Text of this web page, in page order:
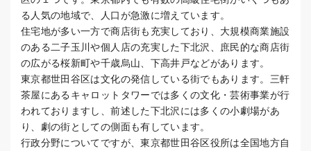
る人気の地域で、人口が急激に増えています。
住宅地が多い一方で商店街も充実しており、大規模商業施設
のある二子玉川や個人店の充実した下北沢、庶民的な商店街
の広がる桜新町や千歳烏山、下高井戸などがあります。
東京都世田谷区は文化の発信している街でもあります。三軒
茶屋にあるキャロットタワーでは多くの文化・芸術事業が行
われておりますし、前述した下北沢には多くの小劇場があ
り、劇の街としての側面も有しています。
行政分野についてですが、東京都世田谷区役所は全国地方自